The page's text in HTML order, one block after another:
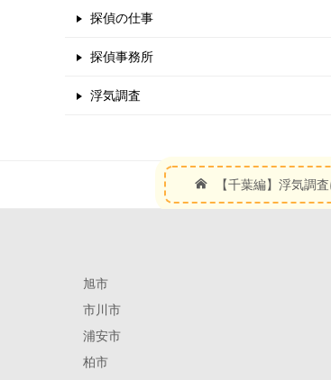
探偵の仕事
探偵事務所
浮気調査
【千葉編】浮気調
旭市
市川市
浦安市
柏市